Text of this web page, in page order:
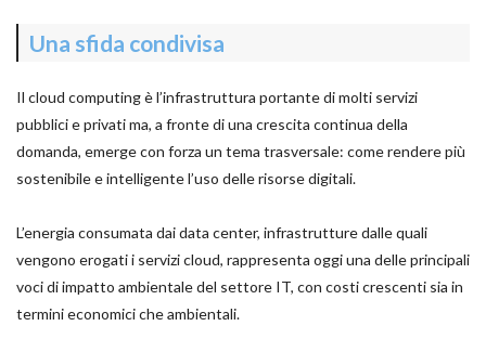
Una sfida condivisa
Il cloud computing è l’infrastruttura portante di molti servizi
pubblici e privati ma, a fronte di una crescita continua della
domanda, emerge con forza un tema trasversale: come rendere più
sostenibile e intelligente l’uso delle risorse digitali.
L’energia consumata dai data center, infrastrutture dalle quali
vengono erogati i servizi cloud, rappresenta oggi una delle principali
voci di impatto ambientale del settore IT, con costi crescenti sia in
termini economici che ambientali.